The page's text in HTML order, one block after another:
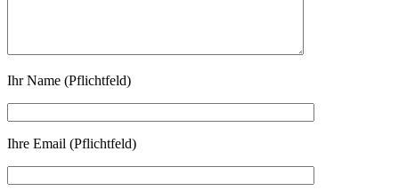
Ihr Name (Pflichtfeld)
Ihre Email (Pflichtfeld)